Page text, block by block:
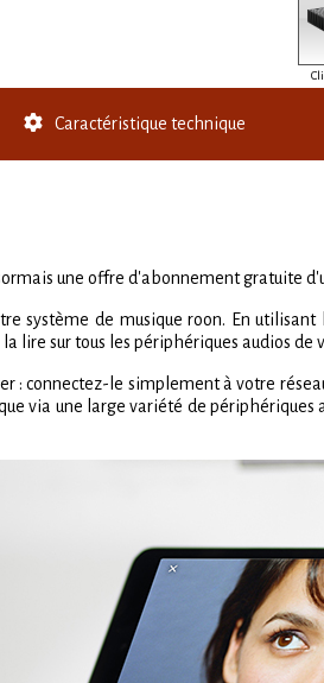
Caractéristique technique
une offre d'abonnement gratuite
système de musique roon. En
lire sur tous les périphériques audios de
: connectez-le simplement à votre
via une large variété de périphériques